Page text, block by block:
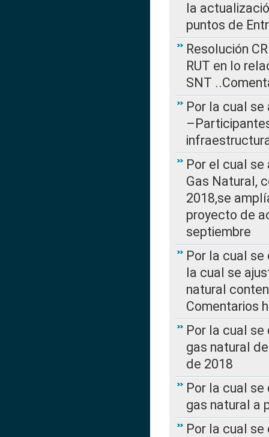
la
puntos de
Resolución
RUT en lo
SNT
Por la cual se
Por el cual
Gas Natural,
2018,se
proyecto de
septiembre
Por la cual se
la cual se
natural
Comentarios
Por la cual
gas natural
de 2018
Por la cual
gas natural a
Por la cual